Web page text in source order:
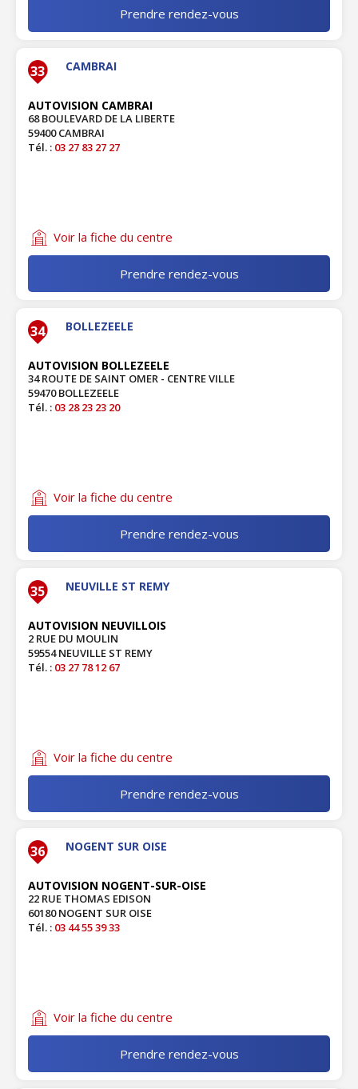
Prendre rendez-vous
33 CAMBRAI
AUTOVISION CAMBRAI
68 BOULEVARD DE LA LIBERTE
59400 CAMBRAI
Tél. : 03 27 83 27 27
Voir la fiche du centre
Prendre rendez-vous
34 BOLLEZEELE
AUTOVISION BOLLEZEELE
34 ROUTE DE SAINT OMER - CENTRE VILLE
59470 BOLLEZEELE
Tél. : 03 28 23 23 20
Voir la fiche du centre
Prendre rendez-vous
35 NEUVILLE ST REMY
AUTOVISION NEUVILLOIS
2 RUE DU MOULIN
59554 NEUVILLE ST REMY
Tél. : 03 27 78 12 67
Voir la fiche du centre
Prendre rendez-vous
36 NOGENT SUR OISE
AUTOVISION NOGENT-SUR-OISE
22 RUE THOMAS EDISON
60180 NOGENT SUR OISE
Tél. : 03 44 55 39 33
Voir la fiche du centre
Prendre rendez-vous